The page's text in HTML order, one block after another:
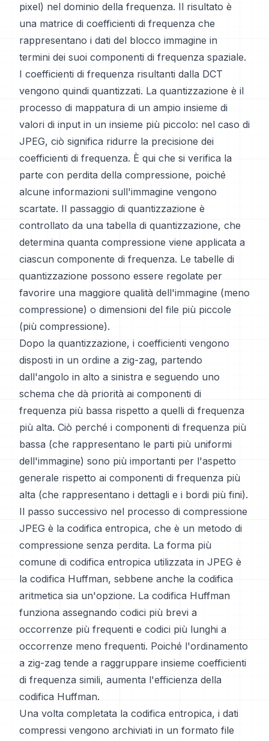
pixel) nel dominio della frequenza. Il risultato è
una matrice di coefficienti di frequenza che
rappresentano i dati del blocco immagine in
termini dei suoi componenti di frequenza spaziale.
I coefficienti di frequenza risultanti dalla DCT
vengono quindi quantizzati. La quantizzazione è il
processo di mappatura di un ampio insieme di
valori di input in un insieme più piccolo: nel caso di
JPEG, ciò significa ridurre la precisione dei
coefficienti di frequenza. È qui che si verifica la
parte con perdita della compressione, poiché
alcune informazioni sull'immagine vengono
scartate. Il passaggio di quantizzazione è
controllato da una tabella di quantizzazione, che
determina quanta compressione viene applicata a
ciascun componente di frequenza. Le tabelle di
quantizzazione possono essere regolate per
favorire una maggiore qualità dell'immagine (meno
compressione) o dimensioni del file più piccole
(più compressione).
Dopo la quantizzazione, i coefficienti vengono
disposti in un ordine a zig-zag, partendo
dall'angolo in alto a sinistra e seguendo uno
schema che dà priorità ai componenti di
frequenza più bassa rispetto a quelli di frequenza
più alta. Ciò perché i componenti di frequenza più
bassa (che rappresentano le parti più uniformi
dell'immagine) sono più importanti per l'aspetto
generale rispetto ai componenti di frequenza più
alta (che rappresentano i dettagli e i bordi più fini).
Il passo successivo nel processo di compressione
JPEG è la codifica entropica, che è un metodo di
compressione senza perdita. La forma più
comune di codifica entropica utilizzata in JPEG è
la codifica Huffman, sebbene anche la codifica
aritmetica sia un'opzione. La codifica Huffman
funziona assegnando codici più brevi a
occorrenze più frequenti e codici più lunghi a
occorrenze meno frequenti. Poiché l'ordinamento
a zig-zag tende a raggruppare insieme coefficienti
di frequenza simili, aumenta l'efficienza della
codifica Huffman.
Una volta completata la codifica entropica, i dati
compressi vengono archiviati in un formato file